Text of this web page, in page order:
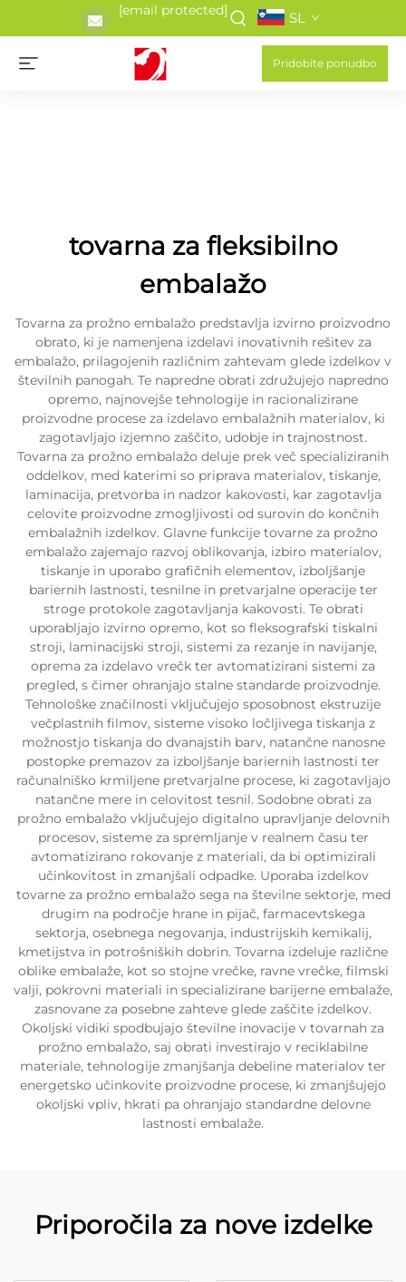
[email protected] SL
Pridobite ponudbo
tovarna za fleksibilno
embalažo
Tovarna za prožno embalažo predstavlja izvirno proizvodno
obrato, ki je namenjena izdelavi inovativnih rešitev za
embalažo, prilagojenih različnim zahtevam glede izdelkov v
številnih panogah. Te napredne obrati združujejo napredno
opremo, najnovejše tehnologije in racionalizirane
proizvodne procese za izdelavo embalažnih materialov, ki
zagotavljajo izjemno zaščito, udobje in trajnostnost.
Tovarna za prožno embalažo deluje prek več specializiranih
oddelkov, med katerimi so priprava materialov, tiskanje,
laminacija, pretvorba in nadzor kakovosti, kar zagotavlja
celovite proizvodne zmogljivosti od surovin do končnih
embalažnih izdelkov. Glavne funkcije tovarne za prožno
embalažo zajemajo razvoj oblikovanja, izbiro materialov,
tiskanje in uporabo grafičnih elementov, izboljšanje
bariernih lastnosti, tesnilne in pretvarjalne operacije ter
stroge protokole zagotavljanja kakovosti. Te obrati
uporabljajo izvirno opremo, kot so fleksografski tiskalni
stroji, laminacijski stroji, sistemi za rezanje in navijanje,
oprema za izdelavo vrečk ter avtomatizirani sistemi za
pregled, s čimer ohranjajo stalne standarde proizvodnje.
Tehnološke značilnosti vključujejo sposobnost ekstruzije
večplastnih filmov, sisteme visoko ločljivega tiskanja z
možnostjo tiskanja do dvanajstih barv, natančne nanosne
postopke premazov za izboljšanje bariernih lastnosti ter
računalniško krmiljene pretvarjalne procese, ki zagotavljajo
natančne mere in celovitost tesnil. Sodobne obrati za
prožno embalažo vključujejo digitalno upravljanje delovnih
procesov, sisteme za spremljanje v realnem času ter
avtomatizirano rokovanje z materiali, da bi optimizirali
učinkovitost in zmanjšali odpadke. Uporaba izdelkov
tovarne za prožno embalažo sega na številne sektorje, med
drugim na področje hrane in pijač, farmacevtskega
sektorja, osebnega negovanja, industrijskih kemikalij,
kmetijstva in potrošniških dobrin. Tovarna izdeluje različne
oblike embalaže, kot so stojne vrečke, ravne vrečke, filmski
valji, pokrovni materiali in specializirane barijerne embalaže,
zasnovane za posebne zahteve glede zaščite izdelkov.
Okoljski vidiki spodbujajo številne inovacije v tovarnah za
prožno embalažo, saj obrati investirajo v reciklabilne
materiale, tehnologije zmanjšanja debeline materialov ter
energetsko učinkovite proizvodne procese, ki zmanjšujejo
okoljski vpliv, hkrati pa ohranjajo standardne delovne
lastnosti embalaže.
Priporočila za nove izdelke